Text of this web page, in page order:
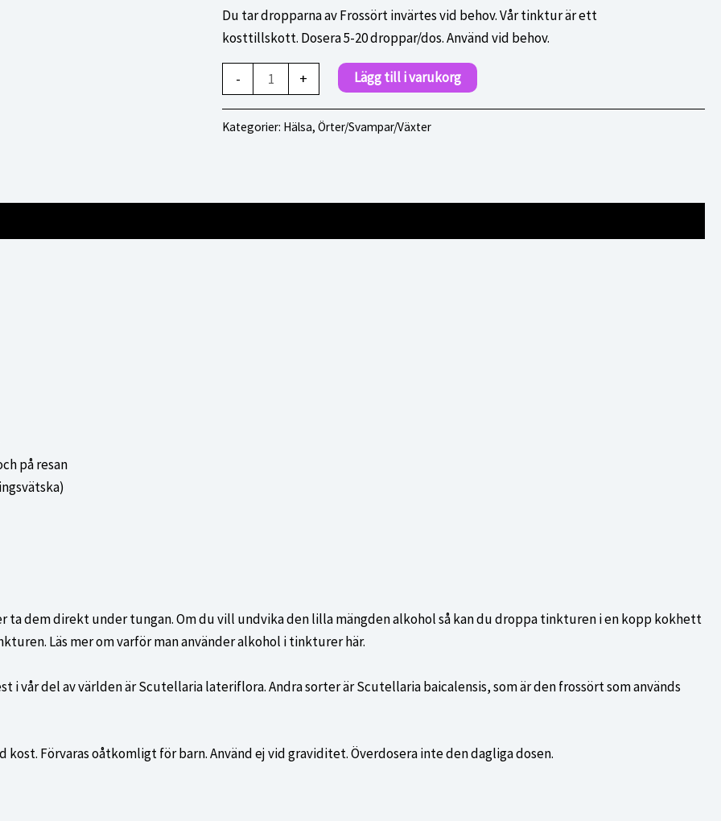
Du tar dropparna av Frossört invärtes vid behov. Vår tinktur är ett
kosttillskott. Dosera 5-20 droppar/dos. Använd vid behov.
-
Frossört
tinktur
mängd
+ Lägg till i varukorg
Kategorier: Hälsa,Örter/Svampar/Växter
på resan
dem direkt under tungan. Om du vill undvika den lilla mängden alkohol så kan du droppa tinkturen i en kopp kokhett
Läs mer om varför man använder alkohol i tinkturer här.
i vår del av världen är Scutellaria lateriflora. Andra sorter är Scutellaria baicalensis, som är den frossört som används
Förvaras oåtkomligt för barn. Använd ej vid graviditet. Överdosera inte den dagliga dosen.